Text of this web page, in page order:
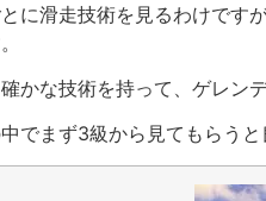
に滑走技術を見るわけです
かな技術を持って、ゲレン
でまず3級から見てもらうと